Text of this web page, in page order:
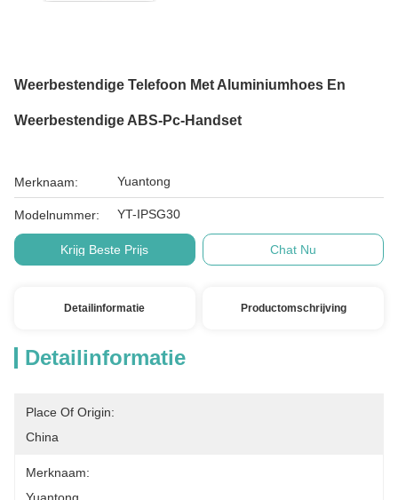
Weerbestendige Telefoon Met Aluminiumhoes En
Weerbestendige ABS-Pc-Handset
Merknaam: Yuantong
Modelnummer: YT-IPSG30
Krijg Beste Prijs Chat Nu
Detailinformatie Productomschrijving
Detailinformatie
Place Of Origin:
China
Merknaam: